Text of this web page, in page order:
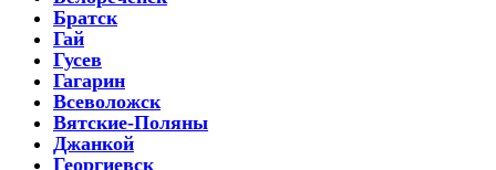
Братск
Гай
Гусев
Гагарин
Всеволожск
Вятские-Поляны
Джанкой
Георгиевск